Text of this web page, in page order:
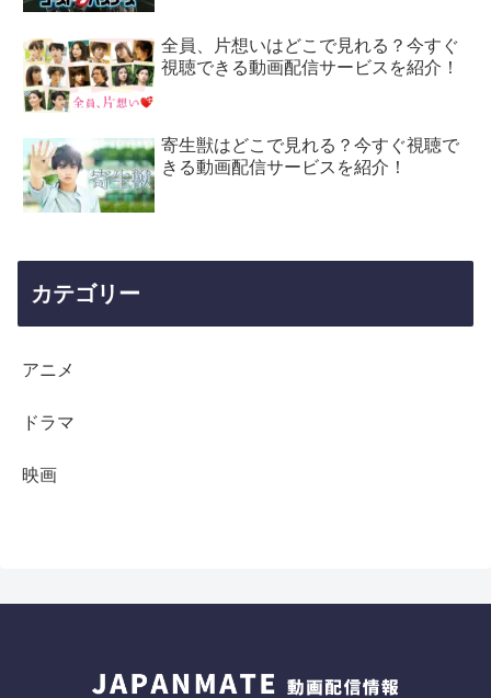
全員、片想いはどこで見れる？今すぐ
視聴できる動画配信サービスを紹介！
寄生獣はどこで見れる？今すぐ視聴で
きる動画配信サービスを紹介！
カテゴリー
アニメ
ドラマ
映画